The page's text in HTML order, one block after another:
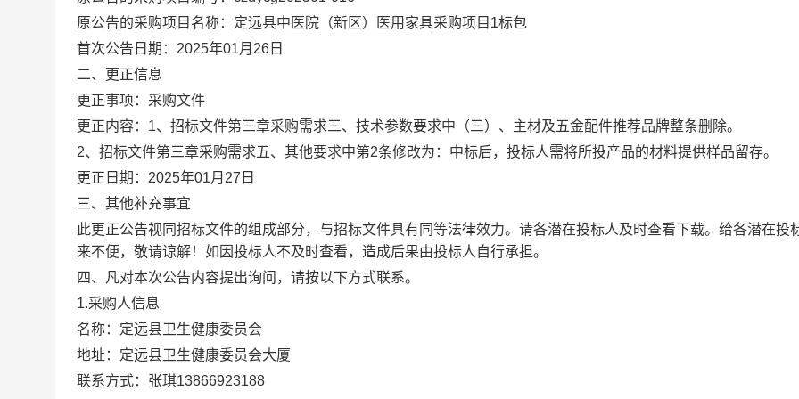
原公告的采购项目名称：定远县中医院（新区）医用家具采购项目1标包
首次公告日期：2025年01月26日
二、更正信息
更正事项：采购文件
更正内容：1、招标文件第三章采购需求三、技术参数要求中（三）、主材及五金配件推荐品牌整条删除。
2、招标文件第三章采购需求五、其他要求中第2条修改为：中标后，投标人需将所投产品的材料提供样品留存。
更正日期：2025年01月27日
三、其他补充事宜
此更正公告视同招标文件的组成部分，与招标文件具有同等法律效力。请各潜在投标人及时查看下载。给各潜在投
来不便，敬请谅解！如因投标人不及时查看，造成后果由投标人自行承担。
四、凡对本次公告内容提出询问，请按以下方式联系。
1.采购人信息
名称：定远县卫生健康委员会
地址：定远县卫生健康委员会大厦
联系方式：张琪13866923188